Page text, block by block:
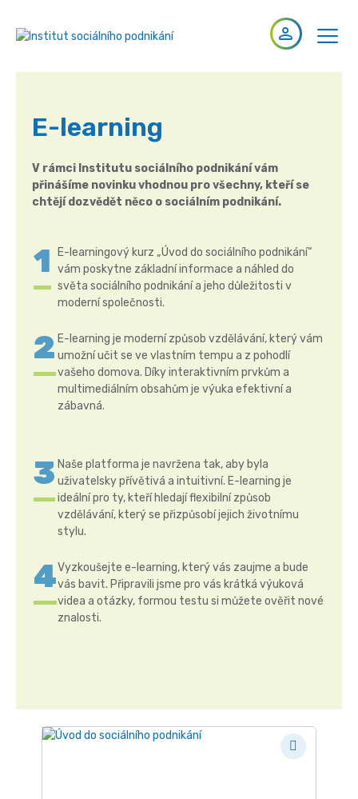
menu
E-learning
V rámci Institutu sociálního podnikání vám
přinášíme novinku vhodnou pro všechny, kteří se
chtějí dozvědět něco o sociálním podnikání.
E-learningový kurz „Úvod do sociálního podnikání“
vám poskytne základní informace a náhled do
světa sociálního podnikání a jeho důležitosti v
moderní společnosti.
E-learning je moderní způsob vzdělávání, který vám
umožní učit se ve vlastním tempu a z pohodlí
vašeho domova. Díky interaktivním prvkům a
multimediálním obsahům je výuka efektivní a
zábavná.
Naše platforma je navržena tak, aby byla
uživatelsky přívětivá a intuitivní. E-learning je
ideální pro ty, kteří hledají flexibilní způsob
vzdělávání, který se přizpůsobí jejich životnímu
stylu.
Vyzkoušejte e-learning, který vás zaujme a bude
vás bavit. Připravili jsme pro vás krátká výuková
videa a otázky, formou testu si můžete ověřit nové
znalosti.